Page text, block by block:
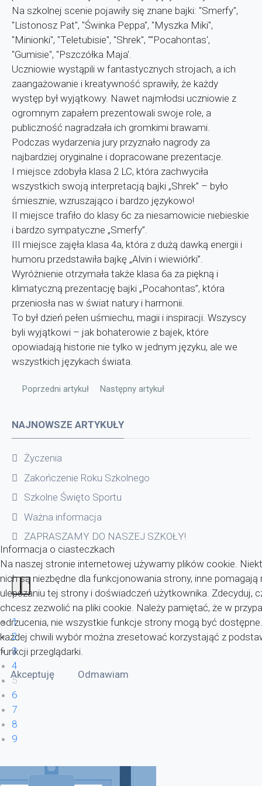
Na szkolnej scenie pojawiły się znane bajki: "Smerfy",
"Listonosz Pat", "Świnka Peppa", "Myszka Miki",
"Minionki", "Teletubisie", "Shrek", ""Pocahontas',
"Gumisie", "Pszczółka Maja'.
Uczniowie wystąpili w fantastycznych strojach, a ich
zaangażowanie i kreatywność sprawiły, że każdy
występ był wyjątkowy. Nawet najmłodsi uczniowie z
ogromnym zapałem prezentowali swoje role, a
publiczność nagradzała ich gromkimi brawami.
Podczas wydarzenia jury przyznało nagrody za
najbardziej oryginalne i dopracowane prezentacje.
I miejsce zdobyła klasa 2 LC, która zachwyciła
wszystkich swoją interpretacją bajki „Shrek” – było
śmiesznie, wzruszająco i bardzo językowo!
II miejsce trafiło do klasy 6c za niesamowicie niebieskie
i bardzo sympatyczne „Smerfy”.
III miejsce zajęła klasa 4a, która z dużą dawką energii i
humoru przedstawiła bajkę „Alvin i wiewiórki”.
Wyróżnienie otrzymała także klasa 6a za piękną i
klimatyczną prezentację bajki „Pocahontas”, która
przeniosła nas w świat natury i harmonii.
To był dzień pełen uśmiechu, magii i inspiracji. Wszyscy
byli wyjątkowi – jak bohaterowie z bajek, które
opowiadają historie nie tylko w jednym języku, ale we
wszystkich językach świata.
Poprzedni artykuł: Uczniowie Zespołu Szkół w Miejskiej
Poprzedni artykuł Następny artykuł: ŻYCZENIA
Następny artykuł
NAJNOWSZE ARTYKUŁY
Życzenia
Zakończenie Roku Szkolnego
Szkolne Święto Sportu
Ważna informacja
ZAPRASZAMY DO NASZEJ SZKOŁY!
1
2
3
4
5
6
7
8
9
Informacja o ciasteczkach
Na naszej stronie internetowej używamy plików cookie.
nich są niezbędne dla funkcjonowania strony, inne pomagają
ulepszaniu tej strony i doświadczeń użytkownika. Zdecyduj,
chcesz zezwolić na pliki cookie. Należy pamiętać, że w
odrzucenia, nie wszystkie funkcje strony mogą być
każdej chwili wybór można zresetować korzystająć z
funkcji przeglądarki.
Akceptuję
Odmawiam